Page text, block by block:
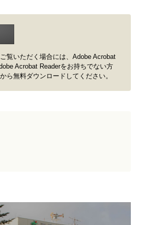
覧いただく場合には、Adobe Acrobat
Acrobat Readerをお持ちでない方
ら無料ダウンロードしてください。